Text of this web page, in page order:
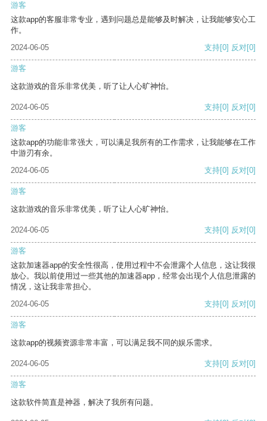
游客
这款app的客服非常专业，遇到问题总是能够及时解决，让我能够安心工
作。
2024-06-05
支持[0] 反对[0]
游客
这款游戏的音乐非常优美，听了让人心旷神怡。
2024-06-05 支持[0] 反对[0]
游客
这款app的功能非常强大，可以满足我所有的工作需求，让我能够在工作
中游刃有余。
2024-06-05
支持[0] 反对[0]
游客
这款游戏的音乐非常优美，听了让人心旷神怡。
2024-06-05 支持[0] 反对[0]
游客
这款加速器app的安全性很高，使用过程中不会泄露个人信息，这让我很
放心。我以前使用过一些其他的加速器app，经常会出现个人信息泄露的
情况，这让我非常担心。
2024-06-05
支持[0] 反对[0]
游客
这款app的视频资源非常丰富，可以满足我不同的娱乐需求。
2024-06-05 支持[0] 反对[0]
游客
这款软件简直是神器，解决了我所有问题。